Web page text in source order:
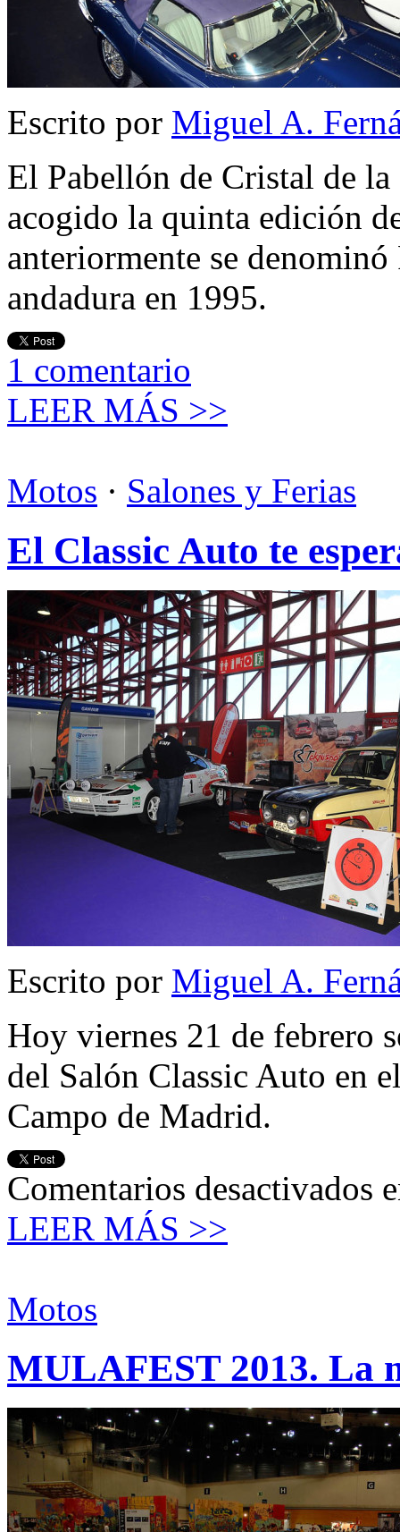
Escrito por Miguel A.
El Pabellón de Cristal de
acogido la quinta edición
anteriormente se
andadura en 1995.
1 comentario
LEER MÁS >>
Motos · Salones y Ferias
El Classic Auto te
Escrito por Miguel A.
Hoy viernes 21 de febrero
del Salón Classic Auto en
Campo de Madrid.
Comentarios desactivados
LEER MÁS >>
Motos
MULAFEST 2013. La